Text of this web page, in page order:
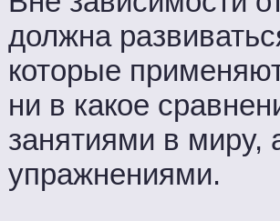
должна
которые
ни в какое
занятиями в миру,
упражнениями.